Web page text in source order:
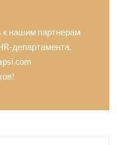
к нашим партнерам
департамента.